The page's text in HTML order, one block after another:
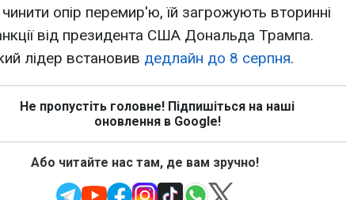
опір перемир'ю, їй загрожують вторинні
від президента США Дональда Трампа.
лідер встановив дедлайн до 8 серпня.
Не пропустіть головне! Підпишіться на наші
оновлення в Google!
Або читайте нас там, де вам зручно!